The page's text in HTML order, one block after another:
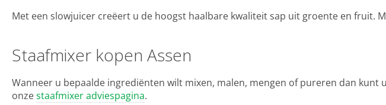
Met een slowjuicer creëert u de hoogst haalbare kwaliteit sap uit groente en fruit.
Staafmixer kopen Assen
Wanneer u bepaalde ingrediënten wilt mixen, malen, mengen of pureren dan
onzestaafmixer adviespagina.